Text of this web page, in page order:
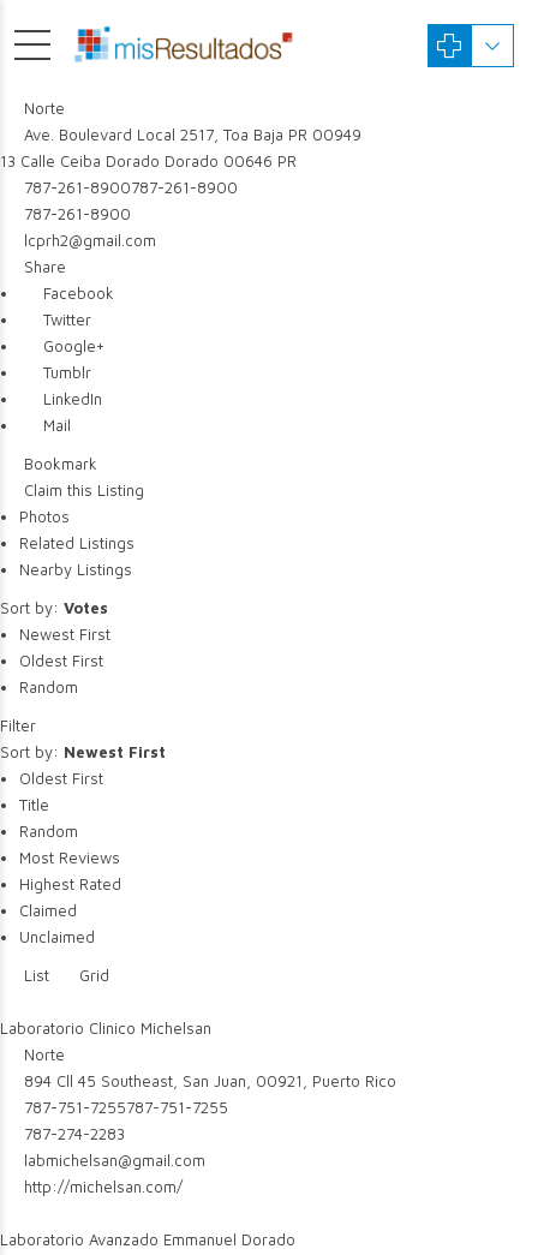
Norte
Ave. Boulevard Local 2517, Toa Baja PR 00949
13 Calle Ceiba Dorado Dorado 00646 PR
787-261-8900787-261-8900
787-261-8900
lcprh2@gmail.com
Share
Facebook
Twitter
Google+
Tumblr
LinkedIn
Mail
Bookmark
Claim this Listing
Photos
Related Listings
Nearby Listings
Sort by: Votes
Newest First
Oldest First
Random
Filter
Sort by: Newest First
Oldest First
Title
Random
Most Reviews
Highest Rated
Claimed
Unclaimed
List
Grid
Laboratorio Clinico Michelsan
Norte
894 Cll 45 Southeast, San Juan, 00921, Puerto Rico
787-751-7255787-751-7255
787-274-2283
labmichelsan@gmail.com
http://michelsan.com/
Laboratorio Avanzado Emmanuel Dorado